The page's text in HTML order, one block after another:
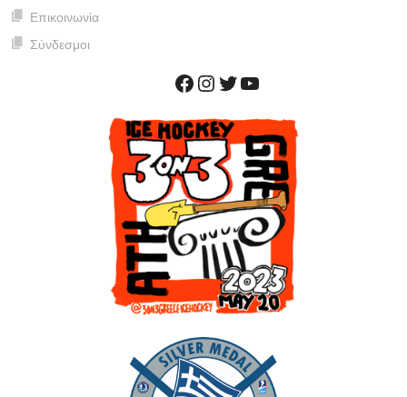
Επικοινωνία
Σύνδεσμοι
Facebook
Instagram
Twitter
YouTube